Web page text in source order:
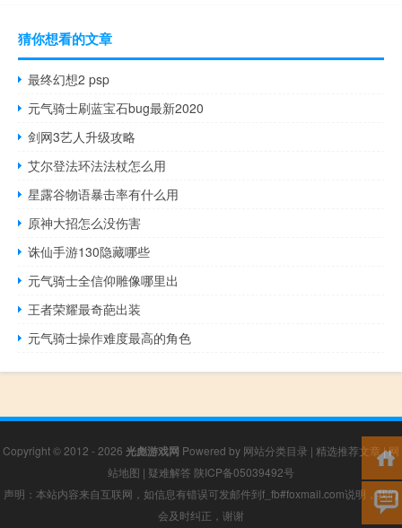
猜你想看的文章
最终幻想2 psp
元气骑士刷蓝宝石bug最新2020
剑网3艺人升级攻略
艾尔登法环法法杖怎么用
星露谷物语暴击率有什么用
原神大招怎么没伤害
诛仙手游130隐藏哪些
元气骑士全信仰雕像哪里出
王者荣耀最奇葩出装
元气骑士操作难度最高的角色
Copyright © 2012 - 2026 光彪游戏网 Powered by 网站分类目录 | 精选推荐文章 |网
站地图 | 疑难解答 陕ICP备05039492号
声明：本站内容来自互联网，如信息有错误可发邮件到f_fb#foxmail.com说明，我们
会及时纠正，谢谢